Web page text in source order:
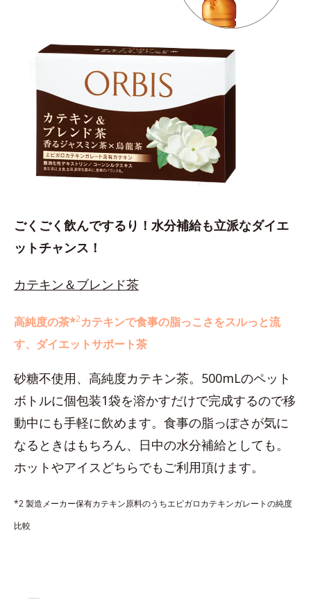
ごくごく飲んでするり！水分補給も立派なダイエ
ットチャンス！
カテキン＆ブレンド茶
高純度の茶*2カテキンで食事の脂っこさをスルっと流
す、ダイエットサポート茶
砂糖不使用、高純度カテキン茶。500mLのペット
ボトルに個包装1袋を溶かすだけで完成するので移
動中にも手軽に飲めます。食事の脂っぽさが気に
なるときはもちろん、日中の水分補給としても。
ホットやアイスどちらでもご利用頂けます。
*2 製造メーカー保有カテキン原料のうちエピガロカテキンガレートの純度
比較